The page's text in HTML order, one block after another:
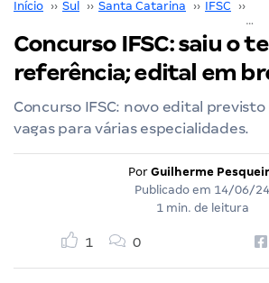
Início ›› Sul ›› Santa Catarina ›› IFSC ››
Concurso IFSC: saiu o
referência; edital em
Concurso IFSC: novo edital
vagas para várias especialidades.
Por Guilherme
Publicado em 14/06/24
1 min. de leitura
1 0